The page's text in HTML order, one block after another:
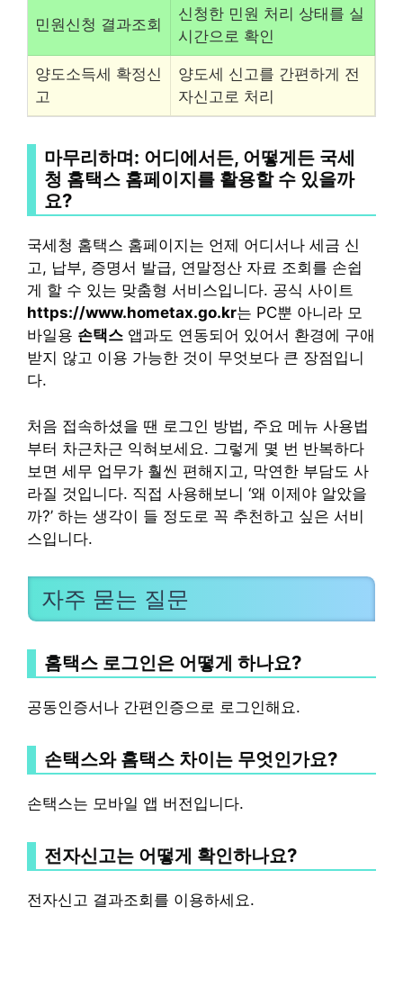
민원신청 결과조회
신청한 민원 처리 상태를 실
시간으로 확인
양도소득세 확정신
고
양도세 신고를 간편하게 전
자신고로 처리
마무리하며: 어디에서든, 어떻게든 국세
청 홈택스 홈페이지를 활용할 수 있을까
요?
국세청 홈택스 홈페이지는 언제 어디서나 세금 신
고, 납부, 증명서 발급, 연말정산 자료 조회를 손쉽
게 할 수 있는 맞춤형 서비스입니다. 공식 사이트
https://www.hometax.go.kr는 PC뿐 아니라 모
바일용 손택스 앱과도 연동되어 있어서 환경에 구애
받지 않고 이용 가능한 것이 무엇보다 큰 장점입니
다.
처음 접속하셨을 땐 로그인 방법, 주요 메뉴 사용법
부터 차근차근 익혀보세요. 그렇게 몇 번 반복하다
보면 세무 업무가 훨씬 편해지고, 막연한 부담도 사
라질 것입니다. 직접 사용해보니 ‘왜 이제야 알았을
까?’ 하는 생각이 들 정도로 꼭 추천하고 싶은 서비
스입니다.
자주 묻는 질문
홈택스 로그인은 어떻게 하나요?
공동인증서나 간편인증으로 로그인해요.
손택스와 홈택스 차이는 무엇인가요?
손택스는 모바일 앱 버전입니다.
전자신고는 어떻게 확인하나요?
전자신고 결과조회를 이용하세요.